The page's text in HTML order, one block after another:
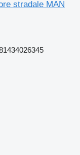
stradale MAN